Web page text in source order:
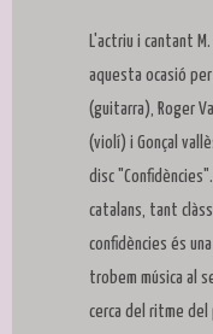
L'actriu i cantant
aquesta ocasió
(guitarra), Roger
(violí) i Gonçal
disc
catalans, tant
confidències és
trobem música al
cerca del ritme